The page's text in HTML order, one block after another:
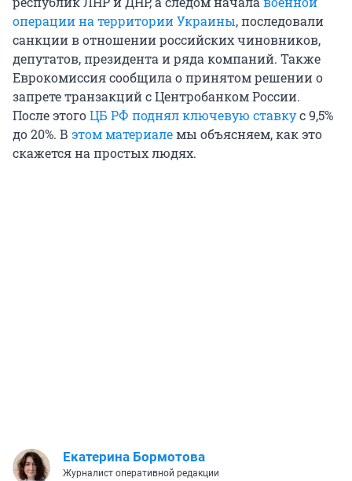
операции на территории Украины, последовали
санкции в отношении российских чиновников,
депутатов, президента и ряда компаний. Также
Еврокомиссия сообщила о принятом решении о
запрете транзакций с Центробанком России.
После этогоЦБ РФ поднял ключевую ставкус 9,5%
до 20%. В этом материалемы объясняем, как это
скажется на простых людях.
Екатерина Бормотова
Журналист оперативной редакции